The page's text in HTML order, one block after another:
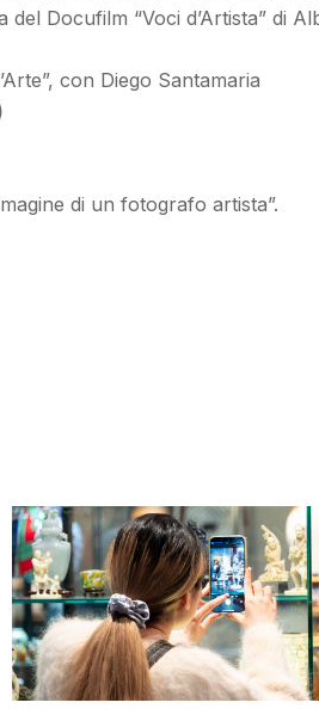
Docufilm “Voci d’Artista” di
con Diego Santamaria
di un fotografo artista”.